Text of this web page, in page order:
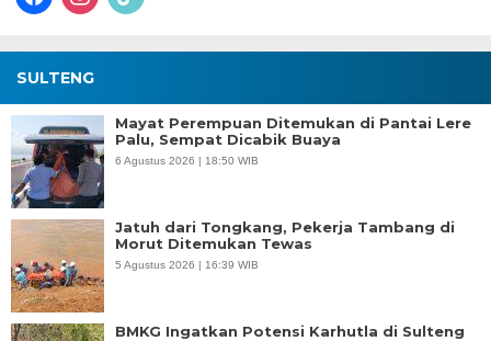
SULTENG
Mayat Perempuan Ditemukan di Pantai Lere
Palu, Sempat Dicabik Buaya
6 Agustus 2026 | 18:50 WIB
Jatuh dari Tongkang, Pekerja Tambang di
Morut Ditemukan Tewas
5 Agustus 2026 | 16:39 WIB
BMKG Ingatkan Potensi Karhutla di Sulteng